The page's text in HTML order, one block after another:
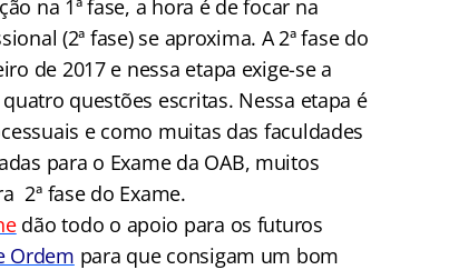
na 1ª fase, a hora é de focar na
(2ª fase) se aproxima. A 2ª fase do
de 2017 e nessa etapa exige-se a
questões escritas. Nessa etapa é
e como muitas das faculdades
para o Exame da OAB, muitos
2ª fase do Exame.
dão todo o apoio para os futuros
Ordem para que consigam um bom